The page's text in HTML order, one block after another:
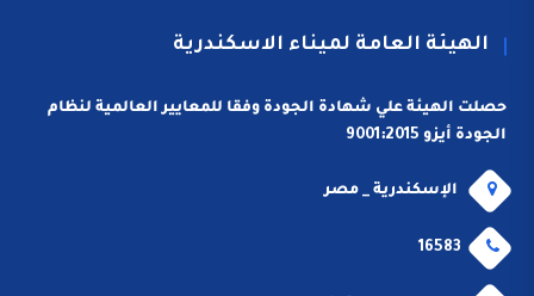
الهيئة العامة لميناء الاسكندرية
حصلت الهيئة علي شهادة الجودة وفقا للمعايير العالمية لنظام
الجودة أيزو 9001:2015
الإسكندرية _ مصر
16583